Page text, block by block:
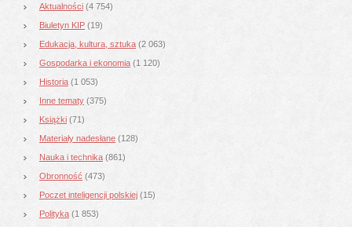
Aktualności (4 754)
Biuletyn KIP (19)
Edukacja, kultura, sztuka (2 063)
Gospodarka i ekonomia (1 120)
Historia (1 053)
Inne tematy (375)
Książki (71)
Materiały nadesłane (128)
Nauka i technika (861)
Obronność (473)
Poczet inteligencji polskiej (15)
Polityka (1 853)